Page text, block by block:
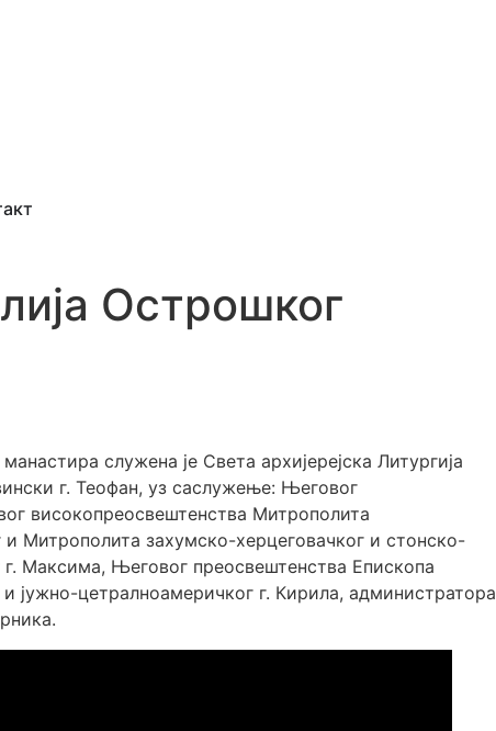
Острошког
служена је Света архијерејска Литургија
г. Теофан, уз саслужење: Његовог
високопреосвештенства Митрополита
Митрополита захумско-херцеговачког и стонско-
Максима, Његовог преосвештенства Епископа
јужно-цетралноамеричког г. Кирила, администратора